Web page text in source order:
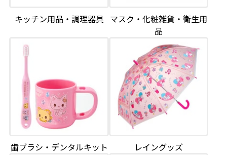
キッチン用品・調理器具 マスク・化粧雑貨・衛生用
品
歯ブラシ・デンタルキット レイングッズ